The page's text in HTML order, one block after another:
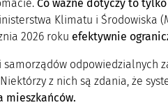
Co ważne dotyczy to
Klimatu i Środowiska
2026 roku efektywnie
odpowiedzialnych
z nich są zdania, że
mieszkańców.